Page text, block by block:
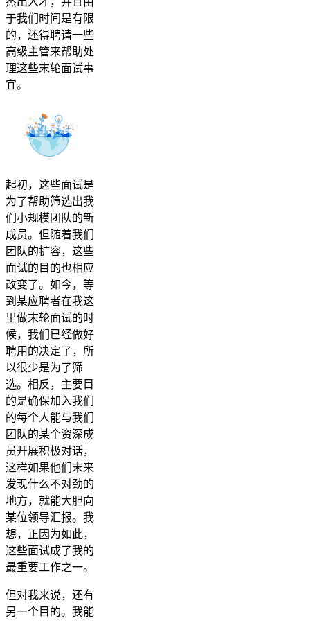
于我们时间是有限
的，还得聘请一些
高级主管来帮助处
理这些末轮面试事
宜。
起初，这些面试是
为了帮助筛选出我
们小规模团队的新
成员。但随着我们
团队的扩容，这些
面试的目的也相应
改变了。如今，等
到某应聘者在我这
里做末轮面试的时
候，我们已经做好
聘用的决定了，所
以很少是为了筛
选。相反，主要目
的是确保加入我们
的每个人能与我们
团队的某个资深成
员开展积极对话，
这样如果他们未来
发现什么不对劲的
地方，就能大胆向
某位领导汇报。我
想，正因为如此，
这些面试成了我的
最重要工作之一。
但对我来说，还有
另一个目的。我能